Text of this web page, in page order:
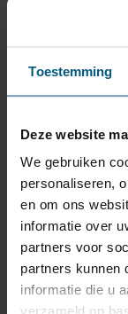
Toestemming
Deze website
We gebruiken
personaliseren,
en om ons
informatie over
partners voor
partners kunnen
informatie die u
verzameld op
Snelle
Kabelset
Artikelnummer
Aansluiting
Kabelset type